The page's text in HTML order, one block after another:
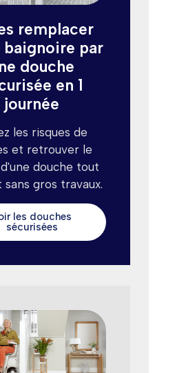
remplacer
par
douche
en 1
journée
les risques de
et retrouver le
douche tout
gros travaux.
les douches
sécurisées